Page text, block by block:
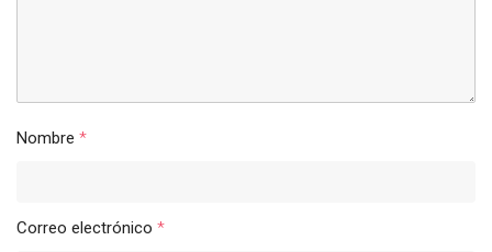
Nombre *
Correo electrónico *